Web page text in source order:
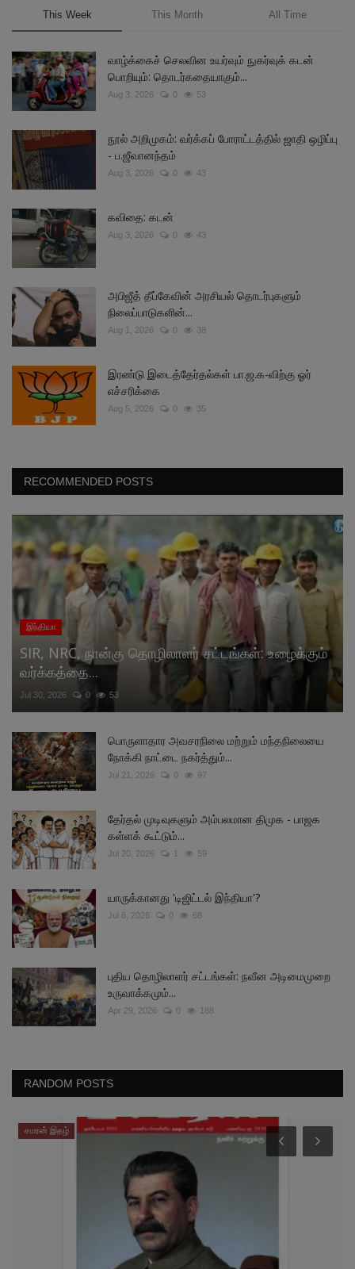
This Week This Month All Time
வாழ்க்கைச் செலவின உயர்வும் நுகர்வுக் கடன்
பொறியும்: தொடர்கதையாகும்...
Aug 3, 2026 0 53
நூல் அறிமுகம்: வர்க்கப் போராட்டத்தில் ஜாதி ஒழிப்பு
- ப.ஜீவானந்தம்
Aug 3, 2026 0 43
கவிதை: கடன்
Aug 3, 2026 0 43
அபிஜீத் தீப்கேவின் அரசியல் தொடர்புகளும்
நிலைப்பாடுகளின்...
Aug 1, 2026 0 38
இரண்டு இடைத்தேர்தல்கள் பா.ஜ.க-விற்கு ஓர்
எச்சரிக்கை
Aug 5, 2026 0 35
RECOMMENDED POSTS
இந்தியா
SIR, NRC, நான்கு தொழிலாளர் சட்டங்கள்: உழைக்கும்
வர்க்கத்தை...
Jul 30, 2026 0 53
பொருளாதார அவசரநிலை மற்றும் மந்தநிலையை
நோக்கி நாட்டை நகர்த்தும்...
Jul 21, 2026 0 97
தேர்தல் முடிவுகளும் அம்பலமான திமுக - பாஜக
கள்ளக் கூட்டும்...
Jul 20, 2026 1 59
யாருக்கானது 'டிஜிட்டல் இந்தியா'?
Jul 6, 2026 0 68
புதிய தொழிலாளர் சட்டங்கள்: நவீன அடிமைமுறை
உருவாக்கமும்...
Apr 29, 2026 0 188
RANDOM POSTS
சமரன் இதழ்